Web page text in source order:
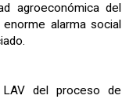
agroeconómica del
alarma social
del proceso de